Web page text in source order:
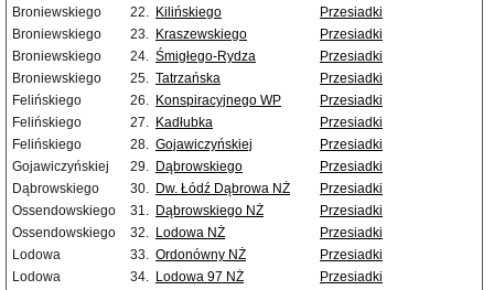
Broniewskiego
22. Kilińskiego
Przesiadki
Broniewskiego
23. Kraszewskiego
Przesiadki
Broniewskiego
24. Śmigłego-Rydza
Przesiadki
Broniewskiego
25. Tatrzańska
Przesiadki
Felińskiego
26. Konspiracyjnego WP
Przesiadki
Felińskiego
27. Kadłubka
Przesiadki
Felińskiego
28. Gojawiczyńskiej
Przesiadki
Gojawiczyńskiej
29. Dąbrowskiego
Przesiadki
Dąbrowskiego
30. Dw. Łódź Dąbrowa NŻ
Przesiadki
Ossendowskiego
31. Dąbrowskiego NŻ
Przesiadki
Ossendowskiego
32. Lodowa NŻ
Przesiadki
Lodowa
33. Ordonówny NŻ
Przesiadki
Lodowa
34. Lodowa 97 NŻ
Przesiadki